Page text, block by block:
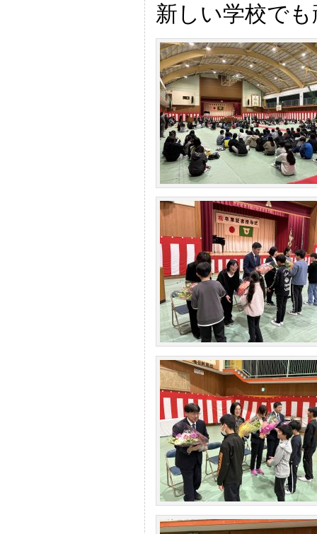
新しい学校で